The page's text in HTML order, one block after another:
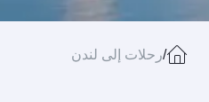
/رحلات إلى لندن